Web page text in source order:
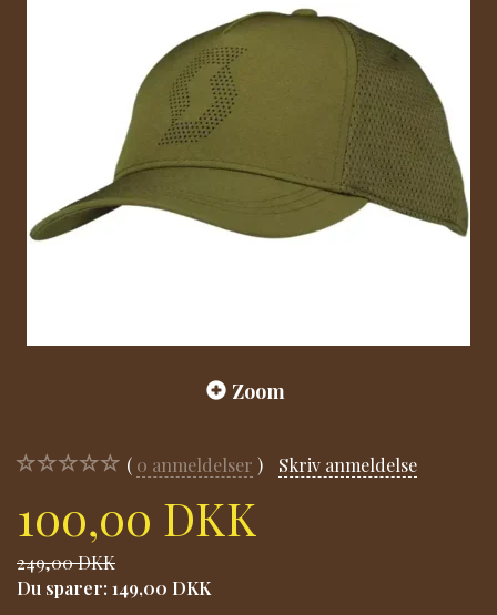
Zoom
0 anmeldelser Skriv anmeldelse
100,00 DKK
249,00 DKK
Du sparer: 149,00 DKK